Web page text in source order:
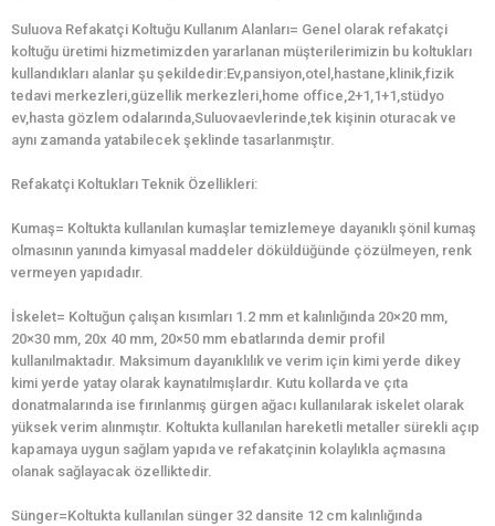
Suluova Refakatçi Koltuğu Kullanım Alanları= Genel olarak refakatçi
koltuğu üretimi hizmetimizden yararlanan müşterilerimizin bu koltukları
kullandıkları alanlar şu şekildedir:Ev,pansiyon,otel,hastane,klinik,fizik
tedavi merkezleri,güzellik merkezleri,home office,2+1,1+1,stüdyo
ev,hasta gözlem odalarında,Suluovaevlerinde,tek kişinin oturacak ve
aynı zamanda yatabilecek şeklinde tasarlanmıştır.
Refakatçi Koltukları Teknik Özellikleri:
Kumaş= Koltukta kullanılan kumaşlar temizlemeye dayanıklı şönil kumaş
olmasının yanında kimyasal maddeler döküldüğünde çözülmeyen, renk
vermeyen yapıdadır.
İskelet= Koltuğun çalışan kısımları 1.2 mm et kalınlığında 20×20 mm,
20×30 mm, 20x 40 mm, 20×50 mm ebatlarında demir profil
kullanılmaktadır. Maksimum dayanıklılık ve verim için kimi yerde dikey
kimi yerde yatay olarak kaynatılmışlardır. Kutu kollarda ve çıta
donatmalarında ise fırınlanmış gürgen ağacı kullanılarak iskelet olarak
yüksek verim alınmıştır. Koltukta kullanılan hareketli metaller sürekli açıp
kapamaya uygun sağlam yapıda ve refakatçinin kolaylıkla açmasına
olanak sağlayacak özelliktedir.
Sünger=Koltukta kullanılan sünger 32 dansite 12 cm kalınlığında